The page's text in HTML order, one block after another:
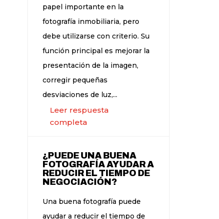
papel importante en la
fotografía inmobiliaria, pero
debe utilizarse con criterio. Su
función principal es mejorar la
presentación de la imagen,
corregir pequeñas
desviaciones de luz,...
Leer respuesta
completa
¿PUEDE UNA BUENA
FOTOGRAFÍA AYUDAR A
REDUCIR EL TIEMPO DE
NEGOCIACIÓN?
Una buena fotografía puede
ayudar a reducir el tiempo de